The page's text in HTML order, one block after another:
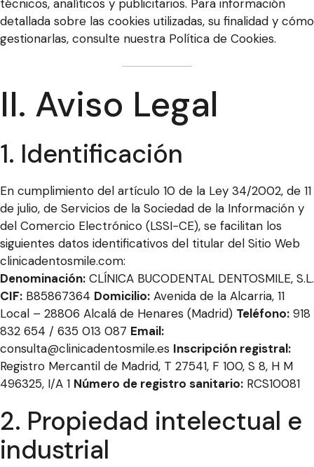
técnicos, analíticos y publicitarios. Para información
detallada sobre las cookies utilizadas, su finalidad y cómo
gestionarlas, consulte nuestra Política de Cookies.
II. Aviso Legal
1. Identificación
En cumplimiento del artículo 10 de la Ley 34/2002, de 11
de julio, de Servicios de la Sociedad de la Información y
del Comercio Electrónico (LSSI-CE), se facilitan los
siguientes datos identificativos del titular del Sitio Web
clinicadentosmile.com:
Denominación: CLÍNICA BUCODENTAL DENTOSMILE, S.L.
CIF: B85867364 Domicilio: Avenida de la Alcarria, 11
Local – 28806 Alcalá de Henares (Madrid) Teléfono: 918
832 654 / 635 013 087 Email:
consulta@clinicadentosmile.es Inscripción registral:
Registro Mercantil de Madrid, T 27541, F 100, S 8, H M
496325, I/A 1 Número de registro sanitario: RCS10081
2. Propiedad intelectual e
industrial